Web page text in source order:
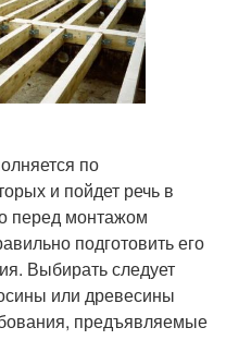
по
и пойдет речь в
перед монтажом
подготовить его
Выбирать следует
или древесины
предъявляемые